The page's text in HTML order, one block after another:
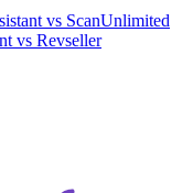
vs ScanUnlimited
vs Revseller